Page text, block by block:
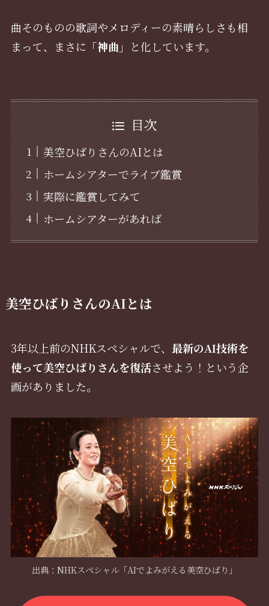
曲そのものの歌詞やメロディーの素晴らしさも相
まって、まさに 「神曲」 と化しています。
目次
美空ひばりさんのAIとは
ホームシアターでライブ鑑賞
実際に鑑賞してみて
ホームシアターがあれば
美空ひばりさんのAIとは
3年以上前のNHKスペシャルで、 最新のAI技術を
使って美空ひばりさんを復活させよう！という企
画がありました。
出典：NHKスペシャル「AIでよみがえる美空ひばり」